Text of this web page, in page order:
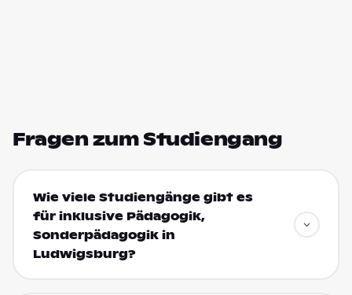
Fragen zum Studiengang
Wie viele Studiengänge gibt es
für inklusive Pädagogik,
Sonderpädagogik in
Ludwigsburg?